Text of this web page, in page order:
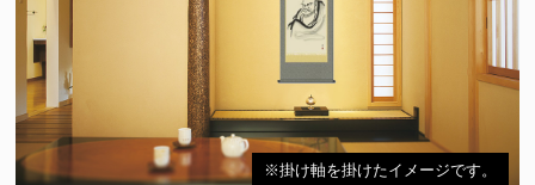
※掛け軸を掛けたイメージです。